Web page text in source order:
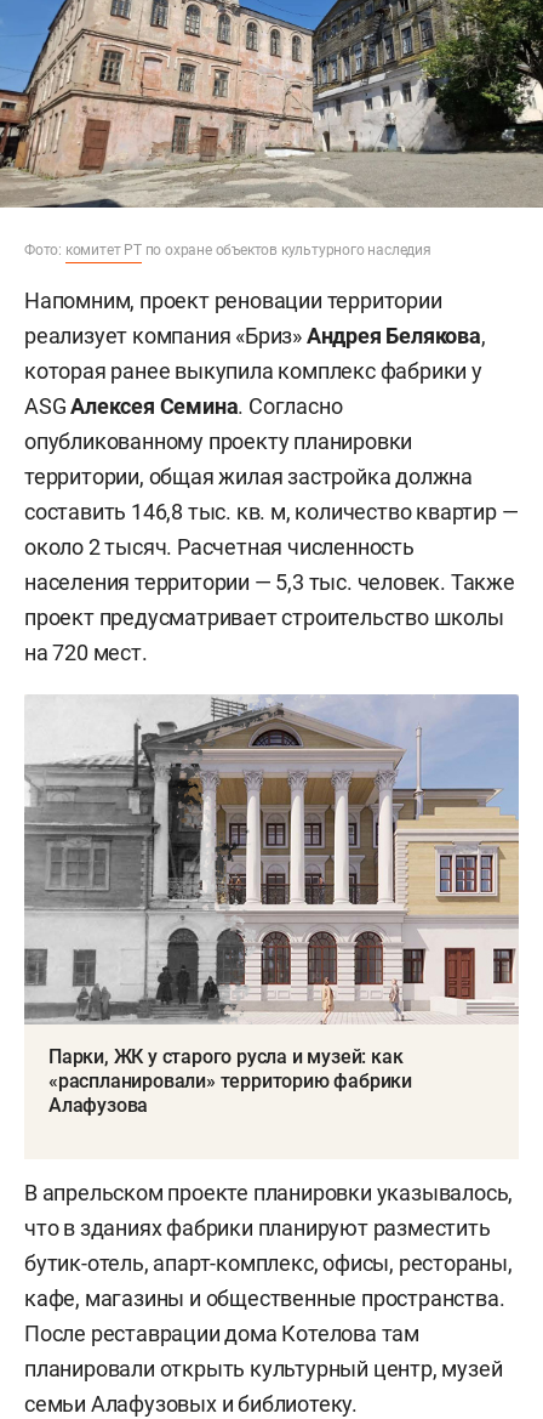
Фото: комитет РТпо охране объектов культурного наследия
Напомним, проект реновации территории
реализует компания «Бриз»Андрея Белякова,
которая ранее выкупила комплекс фабрики у
ASGАлексея Семина. Согласно
опубликованному проекту планировки
территории, общая жилая застройка должна
составить 146,8 тыс. кв. м, количество квартир —
около 2 тысяч. Расчетная численность
населения территории — 5,3 тыс. человек. Также
проект предусматривает строительство школы
на 720 мест.
Парки, ЖК у старого русла и музей: как
«распланировали» территорию фабрики
Алафузова
В апрельском проекте планировки указывалось,
что в зданиях фабрики планируют разместить
бутик-отель, апарт-комплекс, офисы, рестораны,
кафе, магазины и общественные пространства.
После реставрации дома Котелова там
планировали открыть культурный центр, музей
семьи Алафузовых и библиотеку.